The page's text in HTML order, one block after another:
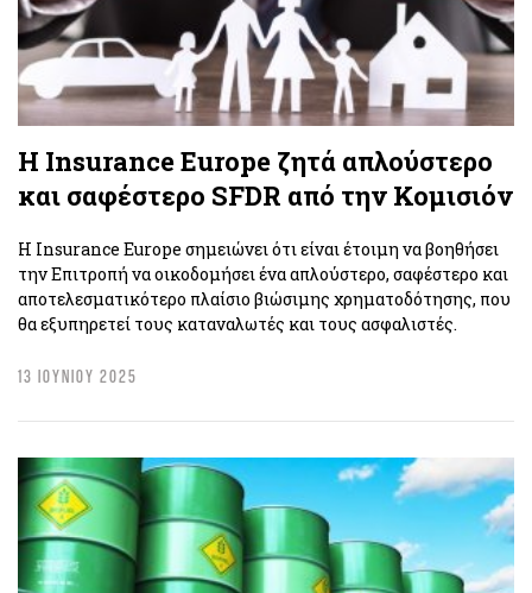
Η Insurance Europe ζητά απλούστερο
και σαφέστερο SFDR από την Κομισιόν
Η Insurance Europe σημειώνει ότι είναι έτοιμη να βοηθήσει
την Επιτροπή να οικοδομήσει ένα απλούστερο, σαφέστερο και
αποτελεσματικότερο πλαίσιο βιώσιμης χρηματοδότησης, που
θα εξυπηρετεί τους καταναλωτές και τους ασφαλιστές.
13 ΙΟΥΝΙΟΥ 2025